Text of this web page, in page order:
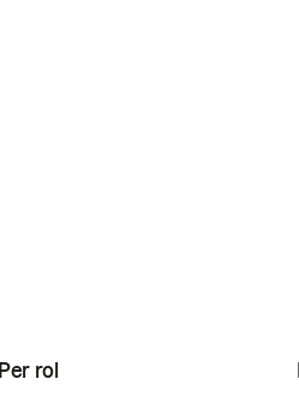
Per rol